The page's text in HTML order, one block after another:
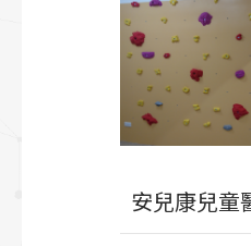
安兒康兒童